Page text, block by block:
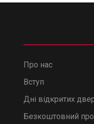
Про нас
Вступ
Дні відкритих
Безкоштовний